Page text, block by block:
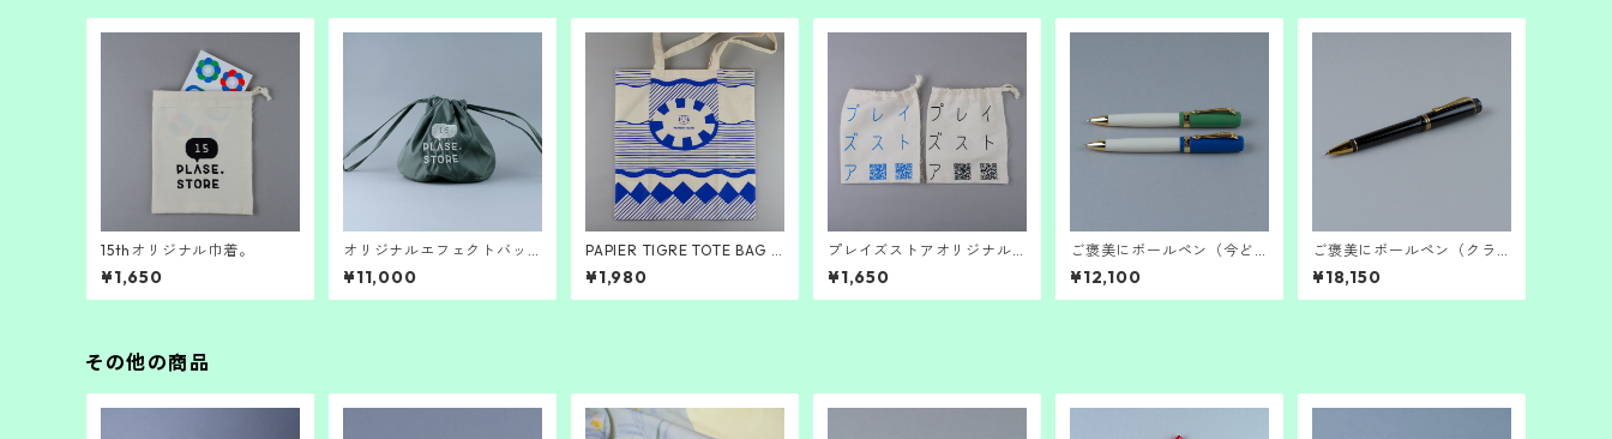
15thオリジナル巾着。
¥1,650
オリジナルエフェクトバッ
グ。
¥11,000
PAPIER TIGRE TOTE BAG 2
026
¥1,980
プレイズストアオリジナル
巾着（QR)
¥1,650
ご褒美にボールペン（今ど
きレトロ）
¥12,100
ご褒美にボールペン（クラ
シックと背伸び）
¥18,150
その他の商品